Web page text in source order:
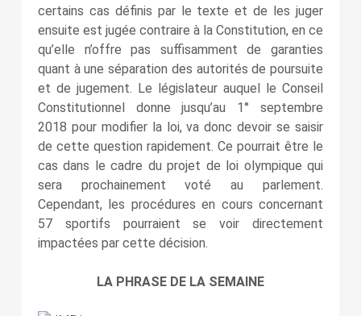
certains cas définis par le texte et de les juger
ensuite est jugée contraire à la Constitution, en ce
qu’elle n’offre pas suffisamment de garanties
quant à une séparation des autorités de poursuite
et de jugement. Le législateur auquel le Conseil
Constitutionnel donne jusqu’au 1° septembre
2018 pour modifier la loi, va donc devoir se saisir
de cette question rapidement. Ce pourrait être le
cas dans le cadre du projet de loi olympique qui
sera prochainement voté au parlement.
Cependant, les procédures en cours concernant
57 sportifs pourraient se voir directement
impactées par cette décision.
LA PHRASE DE LA SEMAINE